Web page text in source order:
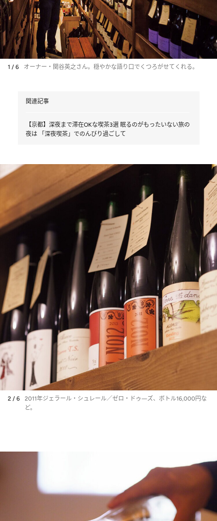
1 / 6 オーナー・関谷英之さん。穏やかな語り口でくつろがせてくれる。
関連記事
【京都】深夜まで滞在OKな喫茶3選 眠るのがもったいない旅の
夜は 「深夜喫茶」でのんびり過ごして
2 / 6
2011年ジェラール・シュレール／ゼロ・ドゥ―ズ、ボトル16,000円な
ど。